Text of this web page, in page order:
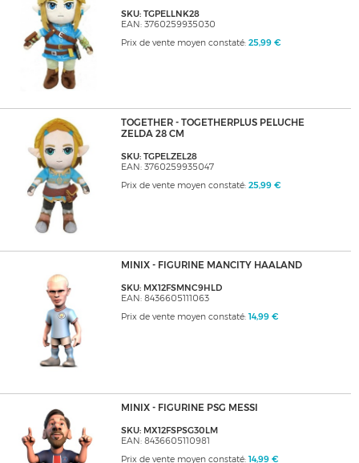
SKU: TGPELLNK28
EAN: 3760259935030
Prix de vente moyen constaté: 25,99 €
TOGETHER - TOGETHERPLUS PELUCHE
ZELDA 28 CM
SKU: TGPELZEL28
EAN: 3760259935047
Prix de vente moyen constaté: 25,99 €
MINIX - FIGURINE MANCITY HAALAND
SKU: MX12FSMNC9HLD
EAN: 8436605111063
Prix de vente moyen constaté: 14,99 €
MINIX - FIGURINE PSG MESSI
SKU: MX12FSPSG30LM
EAN: 8436605110981
Prix de vente moyen constaté: 14,99 €